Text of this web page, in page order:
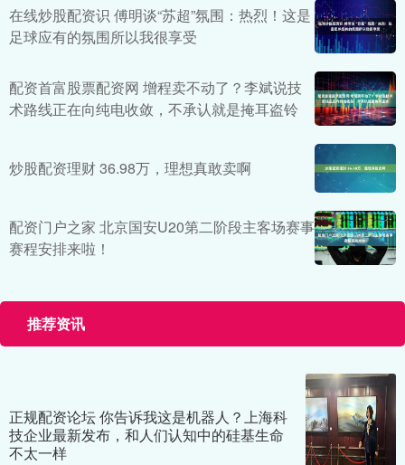
在线炒股配资识 傅明谈“苏超”氛围：热烈！这是
足球应有的氛围所以我很享受
配资首富股票配资网 增程卖不动了？李斌说技
术路线正在向纯电收敛，不承认就是掩耳盗铃
炒股配资理财 36.98万，理想真敢卖啊
配资门户之家 北京国安U20第二阶段主客场赛事
赛程安排来啦！
推荐资讯
正规配资论坛 你告诉我这是机器人？上海科
技企业最新发布，和人们认知中的硅基生命
不太一样